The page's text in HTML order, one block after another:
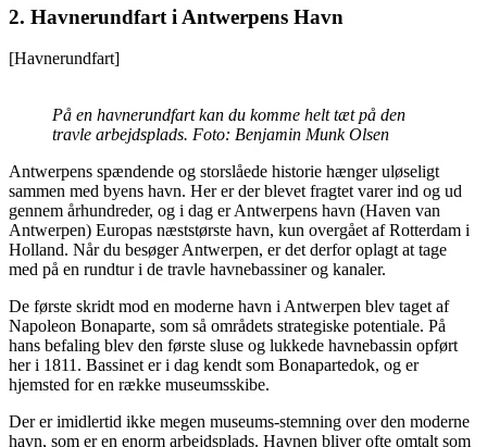
2. Havnerundfart i Antwerpens Havn
[Havnerundfart]
På en havnerundfart kan du komme helt tæt på den
travle arbejdsplads. Foto: Benjamin Munk Olsen
Antwerpens spændende og storslåede historie hænger uløseligt
sammen med byens havn. Her er der blevet fragtet varer ind og ud
gennem århundreder, og i dag er Antwerpens havn (Haven van
Antwerpen) Europas næststørste havn, kun overgået af Rotterdam i
Holland. Når du besøger Antwerpen, er det derfor oplagt at tage
med på en rundtur i de travle havnebassiner og kanaler.
De første skridt mod en moderne havn i Antwerpen blev taget af
Napoleon Bonaparte, som så områdets strategiske potentiale. På
hans befaling blev den første sluse og lukkede havnebassin opført
her i 1811. Bassinet er i dag kendt som Bonapartedok, og er
hjemsted for en række museumsskibe.
Der er imidlertid ikke megen museums-stemning over den moderne
havn, som er en enorm arbejdsplads. Havnen bliver ofte omtalt som